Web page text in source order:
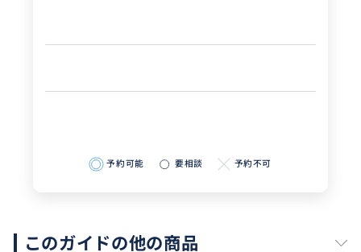
予約可能 要相談 予約不可
このガイドの他の商品